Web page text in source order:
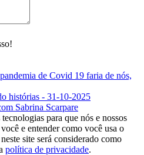
de Covid 19 faria de nós,
histórias - 31-10-2025
Sabrina Scarpare
para que nós e nossos
e entender como você usa o
site será considerado como
política de privacidade.